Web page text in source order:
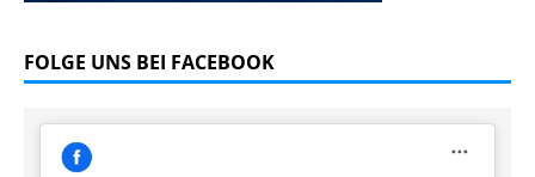
FOLGE UNS BEI FACEBOOK